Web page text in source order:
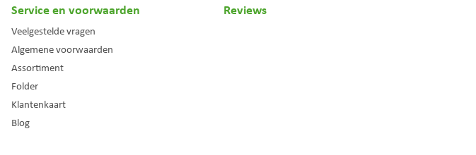
Service en voorwaarden
Veelgestelde vragen
Algemene voorwaarden
Assortiment
Folder
Klantenkaart
Blog
Reviews